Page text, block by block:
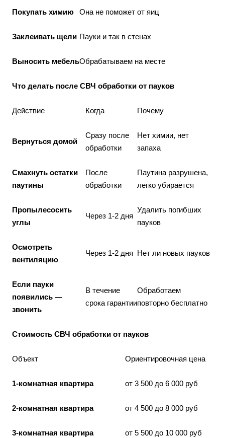
Покупать химию Она не поможет от яиц
Заклеивать щели Пауки и так в стенах
Выносить мебельОбрабатываем на месте
Что делать после СВЧ обработки от пауков
Действие Когда Почему
Вернуться домой
Сразу после
обработки
Нет химии, нет
запаха
Смахнуть остатки
паутины
После
обработки
Паутина разрушена,
легко убирается
Пропылесосить
углы
Через 1-2 дня
Удалить погибших
пауков
Осмотреть
вентиляцию
Через 1-2 дня Нет ли новых пауков
Если пауки
появились —
звонить
В течение
срока гарантии
Обработаем
повторно бесплатно
Стоимость СВЧ обработки от пауков
Объект Ориентировочная цена
1-комнатная квартира от 3 500 до 6 000 руб
2-комнатная квартира от 4 500 до 8 000 руб
3-комнатная квартира от 5 500 до 10 000 руб